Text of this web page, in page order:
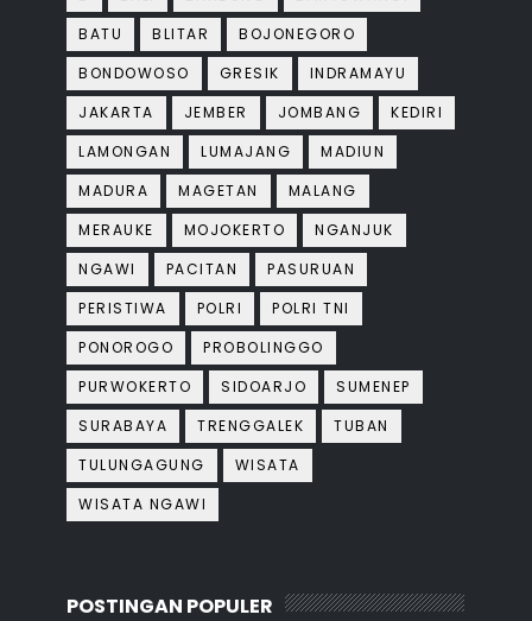
BATU
BLITAR
BOJONEGORO
BONDOWOSO
GRESIK
INDRAMAYU
JAKARTA
JEMBER JOMBANG
KEDIRI
LAMONGAN
LUMAJANG
MADIUN
MADURA
MAGETAN
MALANG
MERAUKE
MOJOKERTO
NGANJUK
NGAWI
PACITAN
PASURUAN
PERISTIWA
POLRI
POLRI TNI
PONOROGO
PROBOLINGGO
PURWOKERTO
SIDOARJO
SUMENEP
SURABAYA
TRENGGALEK
TUBAN
TULUNGAGUNG
WISATA
WISATA NGAWI
POSTINGAN POPULER